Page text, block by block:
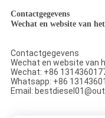
Contactgegevens
Wechat en website van
Contactgegevens
Wechat en website van
Wechat: +86
Whatsapp: +86
Email: